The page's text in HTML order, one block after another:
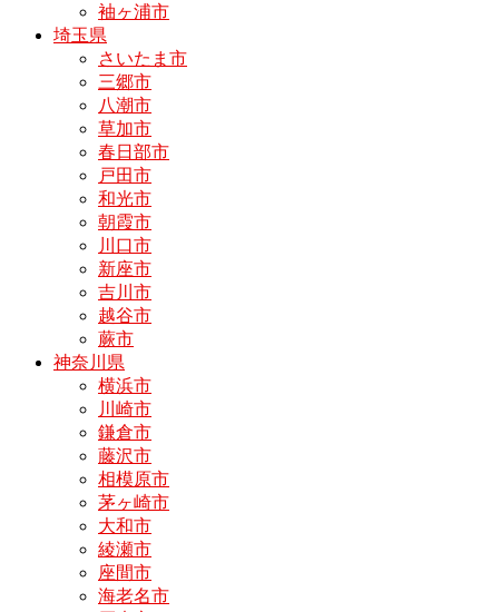
袖ヶ浦市
埼玉県
さいたま市
三郷市
八潮市
草加市
春日部市
戸田市
和光市
朝霞市
川口市
新座市
吉川市
越谷市
蕨市
神奈川県
横浜市
川崎市
鎌倉市
藤沢市
相模原市
茅ヶ崎市
大和市
綾瀬市
座間市
海老名市